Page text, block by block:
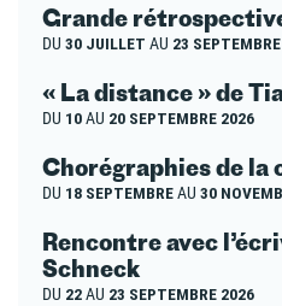
Grande
DU 30 JUILLET AU 23
« La distance » de
DU 10AU 20 SEPTEMBRE 2026
Chorégraphies de la
DU 18 SEPTEMBREAU 30
Rencontre avec
Schneck
DU 22AU 23 SEPTEMBRE 2026